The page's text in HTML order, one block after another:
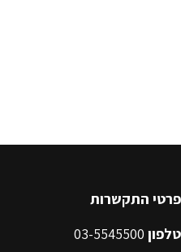
פרטי התקשרות
טלפון